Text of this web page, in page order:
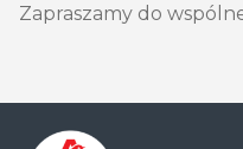
Zapraszamy do